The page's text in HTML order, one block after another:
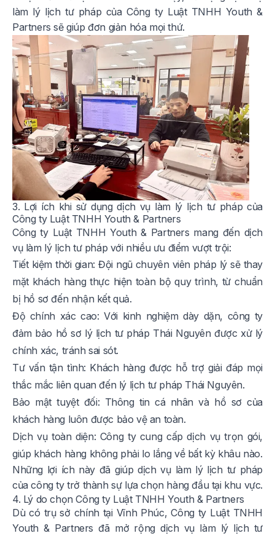
làm lý lịch tư pháp của Công ty Luật TNHH Youth &
Partners sẽ giúp đơn giản hóa mọi thứ.
3. Lợi ích khi sử dụng dịch vụ làm lý lịch tư pháp của
Công ty Luật TNHH Youth & Partners
Công ty Luật TNHH Youth & Partners mang đến dịch
vụ làm lý lịch tư pháp với nhiều ưu điểm vượt trội:
Tiết kiệm thời gian: Đội ngũ chuyên viên pháp lý sẽ thay
mặt khách hàng thực hiện toàn bộ quy trình, từ chuẩn
bị hồ sơ đến nhận kết quả.
Độ chính xác cao: Với kinh nghiệm dày dặn, công ty
đảm bảo hồ sơ lý lịch tư pháp Thái Nguyên được xử lý
chính xác, tránh sai sót.
Tư vấn tận tình: Khách hàng được hỗ trợ giải đáp mọi
thắc mắc liên quan đến lý lịch tư pháp Thái Nguyên.
Bảo mật tuyệt đối: Thông tin cá nhân và hồ sơ của
khách hàng luôn được bảo vệ an toàn.
Dịch vụ toàn diện: Công ty cung cấp dịch vụ trọn gói,
giúp khách hàng không phải lo lắng về bất kỳ khâu nào.
Những lợi ích này đã giúp dịch vụ làm lý lịch tư pháp
của công ty trở thành sự lựa chọn hàng đầu tại khu vực.
4. Lý do chọn Công ty Luật TNHH Youth & Partners
Dù có trụ sở chính tại Vĩnh Phúc, Công ty Luật TNHH
Youth & Partners đã mở rộng dịch vụ làm lý lịch tư